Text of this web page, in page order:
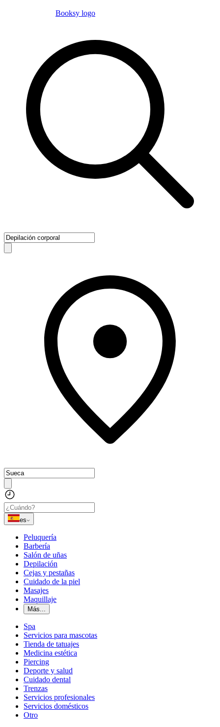
Booksy logo
es
Peluquería
Barbería
Salón de uñas
Depilación
Cejas y pestañas
Cuidado de la piel
Masajes
Maquillaje
Más...
Spa
Servicios para mascotas
Tienda de tatuajes
Medicina estética
Piercing
Deporte y salud
Cuidado dental
Trenzas
Servicios profesionales
Servicios domésticos
Otro